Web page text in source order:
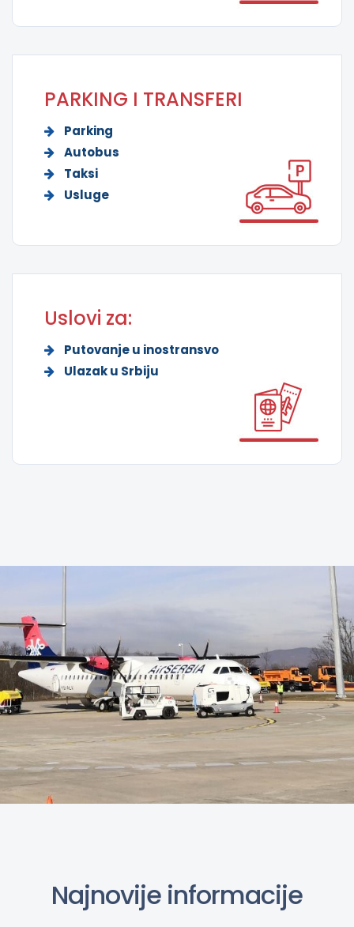
PARKING I TRANSFERI
Parking
Autobus
Taksi
Usluge
Uslovi za:
Putovanje u inostransvo
Ulazak u Srbiju
Najnovije informacije